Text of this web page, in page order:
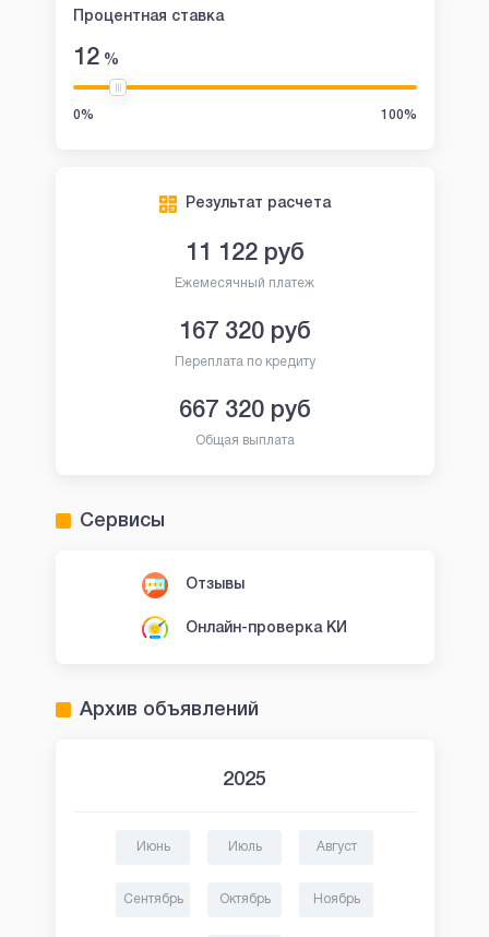
Процентная ставка
12%
0% 100%
Результат расчета
11 122руб
Ежемесячный платеж
167 320руб
Переплата по кредиту
667 320руб
Общая выплата
Сервисы
Отзывы
Онлайн-проверка КИ
Архив объявлений
2025
Июнь Июль Август
Сентябрь Октябрь Ноябрь